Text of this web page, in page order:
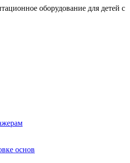
оборудование для детей с
основ